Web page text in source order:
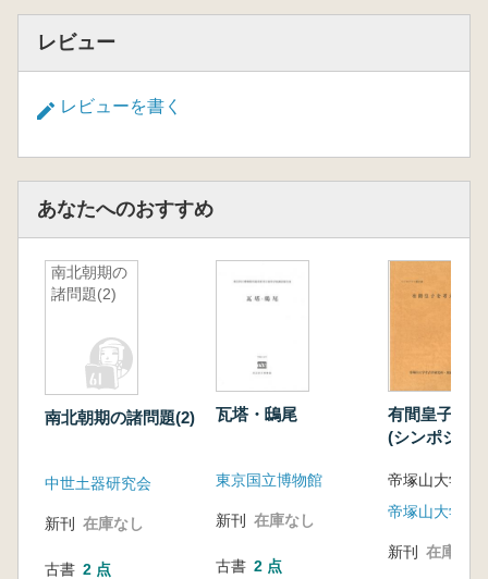
レビュー
レビューを書く
あなたへのおすすめ
南北朝期の
諸問題(2)
南北朝期の諸問題(2)
中世土器研究会
新刊 在庫なし
古書 2 点
瓦塔・鴟尾
東京国立博物館
新刊 在庫なし
古書 2 点
有間皇子を
(シンポジウ
新刊 在庫なし